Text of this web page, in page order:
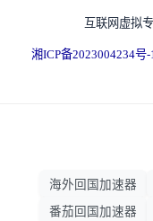
互联网虚拟
湘ICP备2023004234号-
海外回国加速器
番茄回国加速器